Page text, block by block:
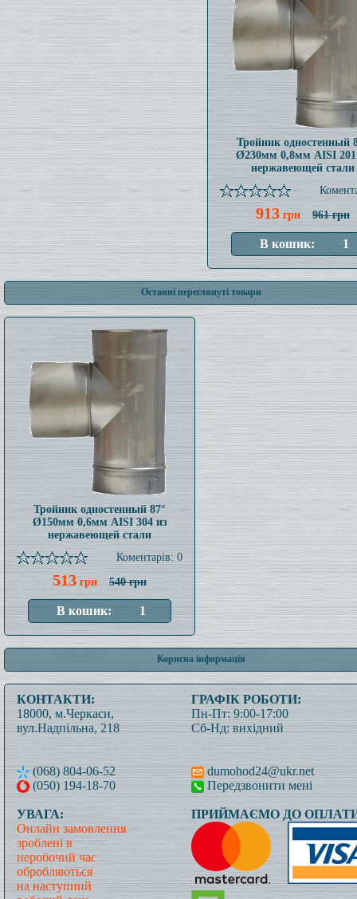
Тройник одностенный
Ø230мм 0,8мм AISI 201
нержавеющей стали
913 грн 961 грн
Останні переглянуті товари
Тройник одностенный 87°
Ø150мм 0,6мм AISI 304 из
нержавеющей стали
Коментарів: 0
513грн 540 грн
Корисна інформація
КОНТАКТИ:
18000, м.Черкаси,
вул.Надпільна, 218
(068) 804-06-52
(050) 194-18-70
ГРАФІК РОБОТИ:
Пн-Пт: 9:00-17:00
Сб-Нд: вихідний
dumohod24@ukr.net
Передзвонити мені
УВАГА:
Онлайн замовлення
зроблені в
неробочий час
обробляються
на наступний
ПРИЙМАЄМО ДО